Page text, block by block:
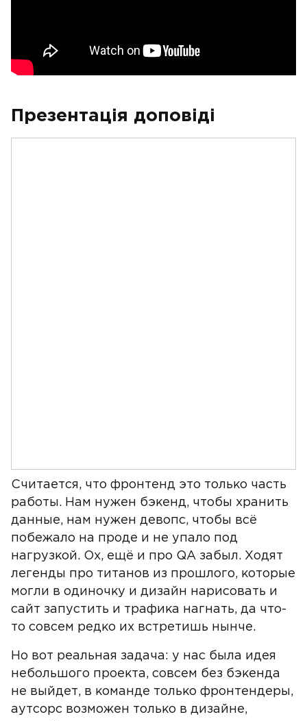
Презентація доповіді
Считается, что фронтенд это только часть
работы. Нам нужен бэкенд, чтобы хранить
данные, нам нужен девопс, чтобы всё
побежало на проде и не упало под
нагрузкой. Ох, ещё и про QA забыл. Ходят
легенды про титанов из прошлого, которые
могли в одиночку и дизайн нарисовать и
сайт запустить и трафика нагнать, да что-
то совсем редко их встретишь нынче.
Но вот реальная задача: у нас была идея
небольшого проекта, совсем без бэкенда
не выйдет, в команде только фронтендеры,
аутсорс возможен только в дизайне,